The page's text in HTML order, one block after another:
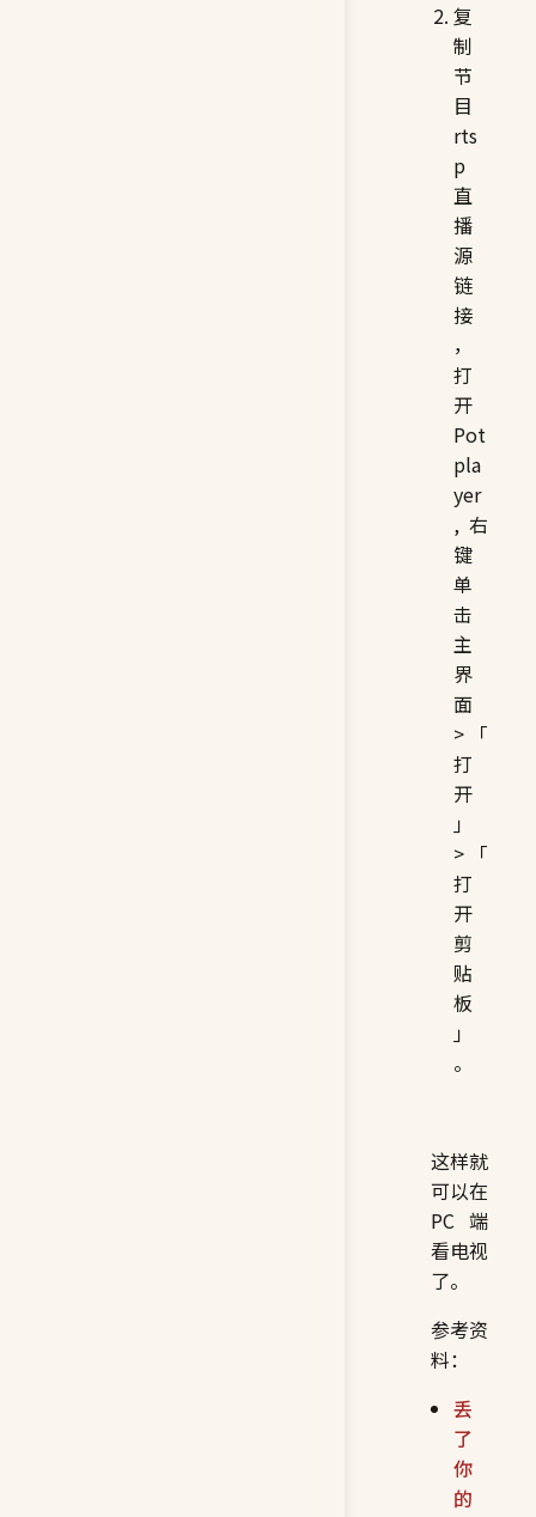
复
制
节
目
rts
p
直
播
源
链
接
，
打
开
Pot
pla
yer
, 右
键
单
击
主
界
面
>「
打
开
」
>「
打
开
剪
贴
板
」
。
这样就
可以在
PC 端
看电视
了。
参考资
料：
丢
了
你
的